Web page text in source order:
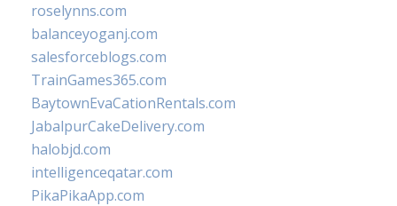
roselynns.com
balanceyoganj.com
salesforceblogs.com
TrainGames365.com
BaytownEvaCationRentals.com
JabalpurCakeDelivery.com
halobjd.com
intelligenceqatar.com
PikaPikaApp.com